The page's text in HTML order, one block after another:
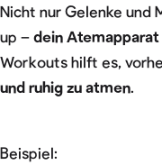
Nicht nur Gelenke und
up – dein Atemapparat
Workouts hilft es,
und ruhig zu atmen.
Beispiel: